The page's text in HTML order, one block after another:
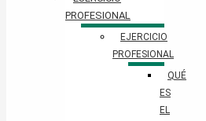
PROFESIONAL
EJERCICIO
PROFESIONAL
QUÉ
ES
EL